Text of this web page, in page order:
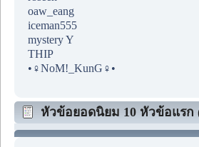
oaw_eang
iceman555
mystery Y
THIP
•♀NoM!_KunG♀•
หัวข้อยอดนิยม 10 หัวข้อแรก